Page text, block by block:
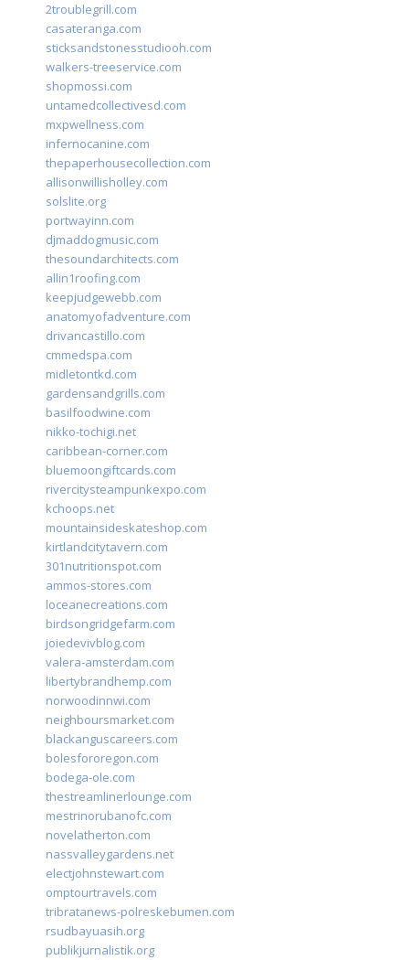
2troublegrill.com
casateranga.com
sticksandstonesstudiooh.com
walkers-treeservice.com
shopmossi.com
untamedcollectivesd.com
mxpwellness.com
infernocanine.com
thepaperhousecollection.com
allisonwillisholley.com
solslite.org
portwayinn.com
djmaddogmusic.com
thesoundarchitects.com
allin1roofing.com
keepjudgewebb.com
anatomyofadventure.com
drivancastillo.com
cmmedspa.com
midletontkd.com
gardensandgrills.com
basilfoodwine.com
nikko-tochigi.net
caribbean-corner.com
bluemoongiftcards.com
rivercitysteampunkexpo.com
kchoops.net
mountainsideskateshop.com
kirtlandcitytavern.com
301nutritionspot.com
ammos-stores.com
loceanecreations.com
birdsongridgefarm.com
joiedevivblog.com
valera-amsterdam.com
libertybrandhemp.com
norwoodinnwi.com
neighboursmarket.com
blackanguscareers.com
bolesfororegon.com
bodega-ole.com
thestreamlinerlounge.com
mestrinorubanofc.com
novelatherton.com
nassvalleygardens.net
electjohnstewart.com
omptourtravels.com
tribratanews-polreskebumen.com
rsudbayuasih.org
publikjurnalistik.org